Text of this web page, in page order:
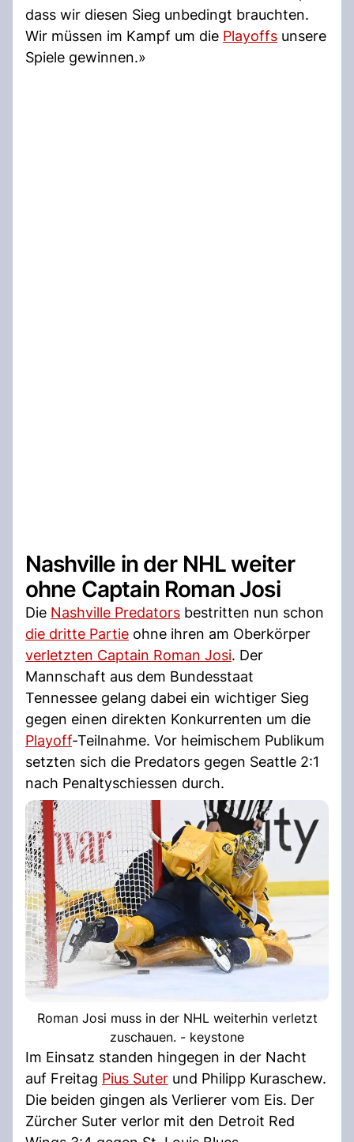
dass wir diesen Sieg unbedingt brauchten.
Wir müssen im Kampf um die Playoffs unsere
Spiele gewinnen.»
Nashville in der NHL weiter
ohne Captain Roman Josi
Die Nashville Predators bestritten nun schon
die dritte Partie ohne ihren am Oberkörper
verletzten Captain Roman Josi. Der
Mannschaft aus dem Bundesstaat
Tennessee gelang dabei ein wichtiger Sieg
gegen einen direkten Konkurrenten um die
Playoff-Teilnahme. Vor heimischem Publikum
setzten sich die Predators gegen Seattle 2:1
nach Penaltyschiessen durch.
Roman Josi muss in der NHL weiterhin verletzt
zuschauen. - keystone
Im Einsatz standen hingegen in der Nacht
auf Freitag Pius Suter und Philipp Kuraschew.
Die beiden gingen als Verlierer vom Eis. Der
Zürcher Suter verlor mit den Detroit Red